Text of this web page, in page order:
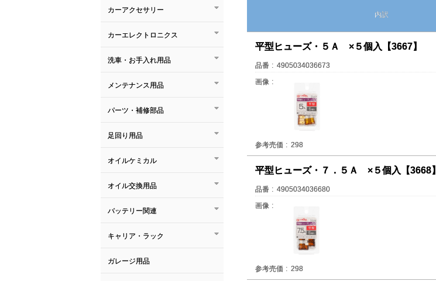
内訳
平型ヒューズ・５Ａ ×５個入【3667】
品番 4905034036673
画像
参考売価 298
平型ヒューズ・７．５Ａ ×５個入【3668】
品番 4905034036680
画像
参考売価 298
カーアクセサリー
カーエレクトロニクス
洗車・お手入れ用品
メンテナンス用品
パーツ・補修部品
足回り用品
オイルケミカル
オイル交換用品
バッテリー関連
キャリア・ラック
ガレージ用品